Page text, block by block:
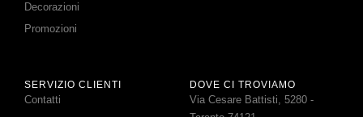
Decorazioni
Promozioni
SERVIZIO CLIENTI
Contatti
DOVE CI TROVIAMO
Via Cesare Battisti, 5280 -